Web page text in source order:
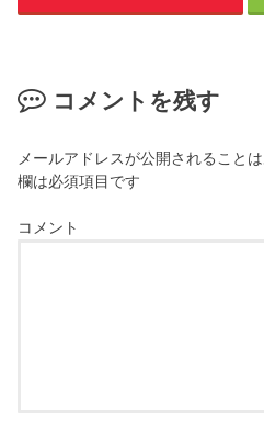
コメントを残す
メールアドレスが公開されることは
欄は必須項目です
コメント